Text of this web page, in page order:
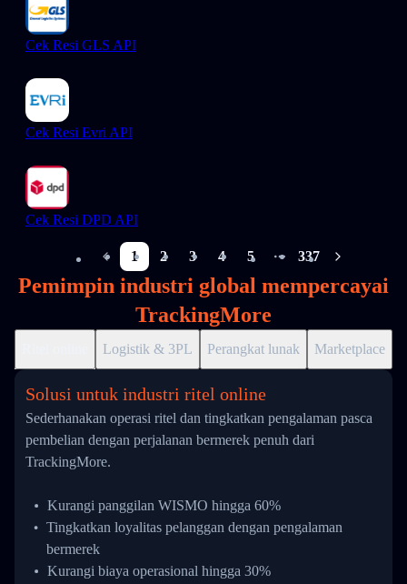
Cek Resi GLS API
Cek Resi Evri API
Cek Resi DPD API
1 2 3 4 5
More pages
337
Pemimpin industri global mempercayai
TrackingMore
Logistik & 3PL Perangkat lunak Marketplace
Solusi untuk industri ritel online
Sederhanakan operasi ritel dan tingkatkan pengalaman pasca
pembelian dengan perjalanan bermerek penuh dari
TrackingMore.
Kurangi panggilan WISMO hingga 60%
Tingkatkan loyalitas pelanggan dengan pengalaman
bermerek
Kurangi biaya operasional hingga 30%